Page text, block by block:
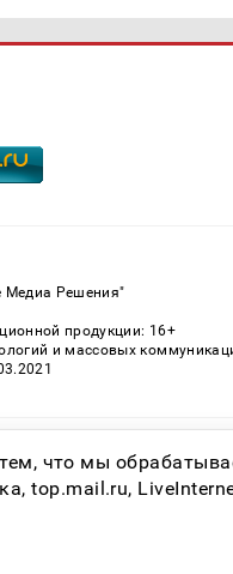
Медиа Решения"
продукции: 16+
и массовых
что мы
top.mail.ru,